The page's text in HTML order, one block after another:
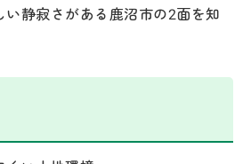
静寂さがある鹿沼市の2面を知